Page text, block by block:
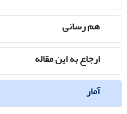
هم رسانی
ارجاع به این مقاله
آمار